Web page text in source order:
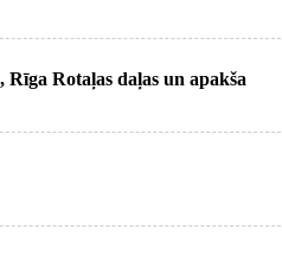
Rotaļas daļas un apakša